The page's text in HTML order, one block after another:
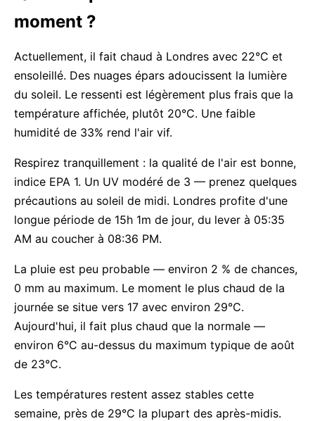
moment ?
Actuellement, il fait chaud à Londres avec 22°C et
ensoleillé. Des nuages épars adoucissent la lumière
du soleil. Le ressenti est légèrement plus frais que la
température affichée, plutôt 20°C. Une faible
humidité de 33% rend l'air vif.
Respirez tranquillement : la qualité de l'air est bonne,
indice EPA 1. Un UV modéré de 3 — prenez quelques
précautions au soleil de midi. Londres profite d'une
longue période de 15h 1m de jour, du lever à 05:35
AM au coucher à 08:36 PM.
La pluie est peu probable — environ 2 % de chances,
0 mm au maximum. Le moment le plus chaud de la
journée se situe vers 17 avec environ 29°C.
Aujourd'hui, il fait plus chaud que la normale —
environ 6°C au-dessus du maximum typique de août
de 23°C.
Les températures restent assez stables cette
semaine, près de 29°C la plupart des après-midis.